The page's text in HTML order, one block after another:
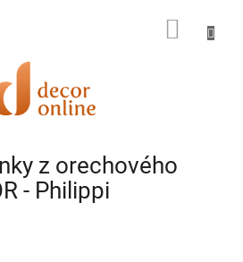
z orechového
- Philippi